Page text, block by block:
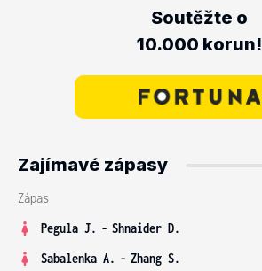
Soutěžte o
10.000 korun!
Zajímavé zápasy
Zápas
Pegula J. - Shnaider D.
Sabalenka A. - Zhang S.